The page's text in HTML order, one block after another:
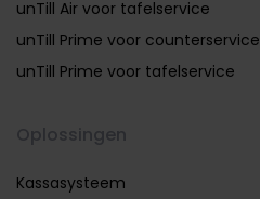
unTill Air voor tafelservice
unTill Prime voor counterservice
unTill Prime voor tafelservice
Kassasysteem